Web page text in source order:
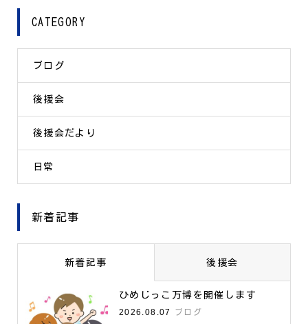
CATEGORY
ブログ
後援会
後援会だより
日常
新着記事
新着記事 後援会
ひめじっこ万博を開催します
2026.08.07
ブログ